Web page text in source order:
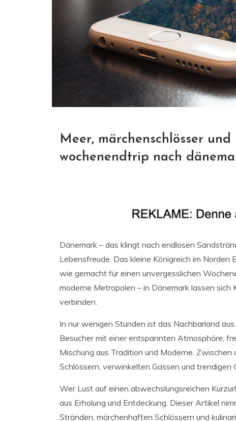
Meer, märchenschlösser
wochenendtrip nach
Dänemark – das klingt nach endlosen
Lebensfreude. Das kleine Königreich im
wie gemacht für einen unvergesslichen
moderne Metropolen – in Dänemark lassen
verbinden.
In nur wenigen Stunden ist das Nachbarland
Besucher mit einer entspannten Atmosphäre,
Mischung aus Tradition und Moderne.
Schlössern, verwinkelten Gassen und
Wer Lust auf einen abwechslungsreichen
aus Erholung und Entdeckung. Dieser Artikel
Stränden, märchenhaften Schlössern und